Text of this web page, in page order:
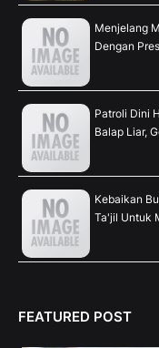
Menjelang
Dengan
Patroli Dini
Balap Liar,
Kebaikan
Ta'jil Untuk
FEATURED POST